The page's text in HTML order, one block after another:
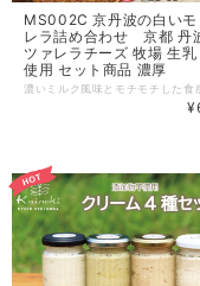
MS002C 京丹波の白いモ
レラ詰め合わせ 京都 丹
ツァレラチーズ 牧場 生
使用 セット商品 濃厚